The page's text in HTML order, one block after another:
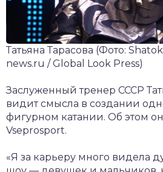
Татьяна Тарасова (Фото:
news.ru / Global Look Press)
Заслуженный тренер CCCР
видит смысла в создании
фигурном катании. Об этом
Vseprosport.
«Я за карьеру много видела